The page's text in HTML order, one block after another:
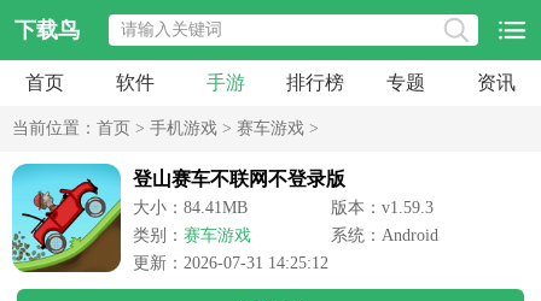
下载鸟
首页 软件 手游 排行榜 专题 资讯
当前位置： 首页 > 手机游戏 > 赛车游戏 >
登山赛车不联网不登录版
大小：84.41MB
版本：v1.59.3
类别： 赛车游戏
系统：Android
更新：2026-07-31 14:25:12